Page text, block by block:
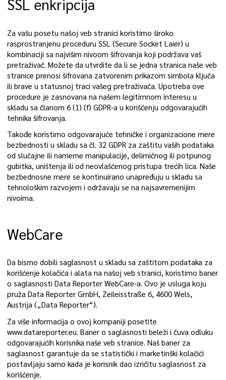
SSL enkripcija
Za vašu posetu našoj veb stranici koristimo široko
rasprostranjenu proceduru SSL (Secure Socket Laier) u
kombinaciji sa najvišim nivoom šifrovanja koji podržava vaš
pretraživač. Možete da utvrdite da li se jedna stranica naše veb
stranice prenosi šifrovana zatvorenim prikazom simbola ključa
ili brave u statusnoj traci vašeg pretraživača. Upotreba ove
procedure je zasnovana na našem legitimnom interesu u
skladu sa članom 6 (1) (f) GDPR-a u korišćenju odgovarajućih
tehnika šifrovanja.
Takođe koristimo odgovarajuće tehničke i organizacione mere
bezbednosti u skladu sa čl. 32 GDPR za zaštitu vaših podataka
od slučajne ili namerne manipulacije, delimičnog ili potpunog
gubitka, uništenja ili od neovlašćenog pristupa trećih lica. Naše
bezbednosne mere se kontinuirano unapređuju u skladu sa
tehnološkim razvojem i održavaju se na najsavremenijim
nivoima.
WebCare
Da bismo dobili saglasnost u skladu sa zaštitom podataka za
korišćenje kolačića i alata na našoj veb stranici, koristimo baner
o saglasnosti Data Reporter WebCare-a. Ovo je usluga koju
pruža Data Reporter GmbH, Zeileisstraße 6, 4600 Wels,
Austrija („Data Reporter“).
Za više informacija o ovoj kompaniji posetite
www.datareporter.eu. Baner o saglasnosti beleži i čuva odluku
odgovarajućih korisnika naše veb stranice. Naš baner za
saglasnost garantuje da se statistički i marketinški kolačići
postavljaju samo kada je korisnik dao izričitu saglasnost za
korišćenje.